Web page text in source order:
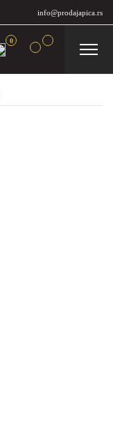
info@prodajapica.rs
0